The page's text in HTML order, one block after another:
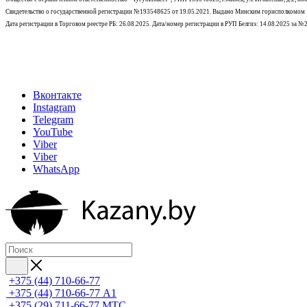
Свидетельство о государственной регистрации №193548625 от 19.05.2021. Выдано Минским горисполкомом
Дата регистрации в Торговом реестре РБ: 26.08.2025. Дата/номер регистрации в РУП Белгиэ: 14.08.2025 за
Вконтакте
Instagram
Telegram
YouTube
Viber
Viber
WhatsApp
+375 (44) 710-66-77
+375 (44) 710-66-77 А1